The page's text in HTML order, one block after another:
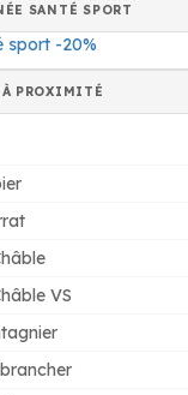
SANTÉ SPORT
sport -20%
PROXIMITÉ
VS